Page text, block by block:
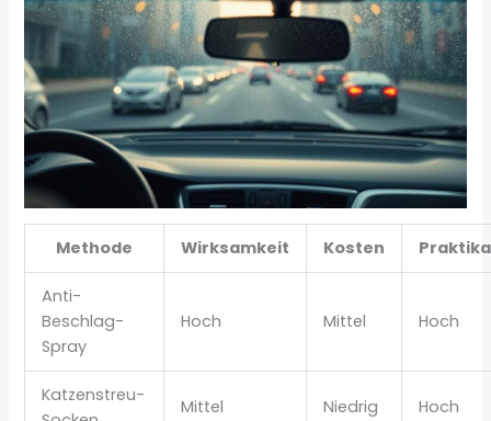
Methode Wirksamkeit Kosten
Anti-
Beschlag-
Spray
Hoch Mittel Hoch
Katzenstreu-
Mittel Niedrig Hoch